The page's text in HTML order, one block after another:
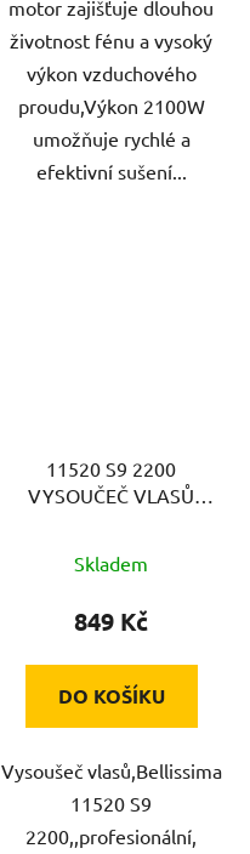
motor zajišťuje dlouhou
životnost fénu a vysoký
výkon vzduchového
proudu,Výkon 2100W
umožňuje rychlé a
efektivní sušení...
11520 S9 2200
VYSOUČEČ VLASŮ
Skladem
849 Kč
DO KOŠÍKU
Vysoušeč vlasů,Bellissima
11520 S9
2200,,profesionální,